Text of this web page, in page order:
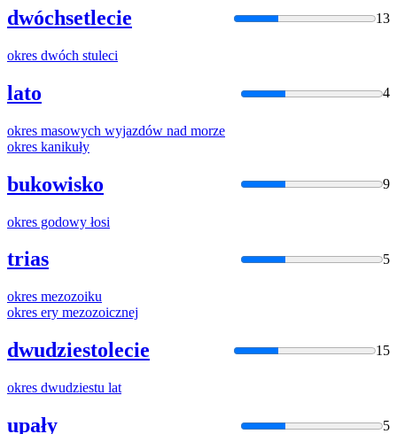
dwóchsetlecie 13
okres dwóch stuleci
lato 4
okres masowych wyjazdów nad morze
okres kanikuły
bukowisko 9
okres godowy łosi
trias 5
okres mezozoiku
okres ery mezozoicznej
dwudziestolecie 15
okres dwudziestu lat
upały 5